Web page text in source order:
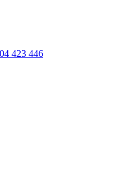
423 446